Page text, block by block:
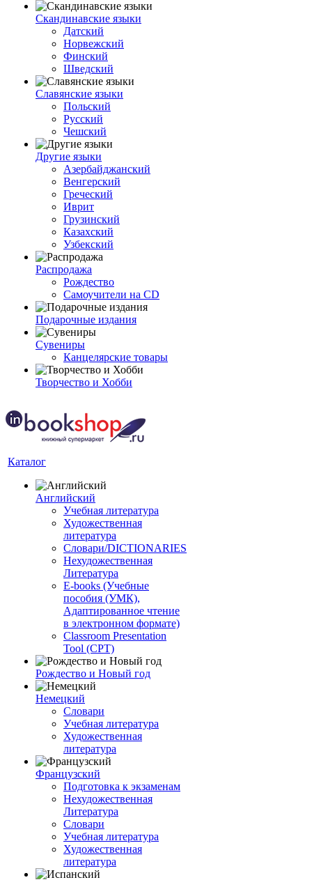
Скандинавские языки
Датский
Норвежский
Финский
Шведский
Славянские языки
Польский
Русский
Чешский
Другие языки
Азербайджанский
Венгерский
Греческий
Иврит
Грузинский
Казахский
Узбекский
Распродажа
Рождество
Самоучители на CD
Подарочные издания
Сувениры
Канцелярские товары
Творчество и Хобби
Каталог
Английский
Учебная литература
Художественная
литература
Словари/DICTIONARIES
Нехудожественная
Литература
E-books (Учебные
пособия (УМК),
Адаптированное чтение
в электронном формате)
Classroom Presentation
Tool (CPT)
Рождество и Новый год
Немецкий
Словари
Учебная литература
Художественная
литература
Французский
Подготовка к экзаменам
Нехудожественная
Литература
Словари
Учебная литература
Художественная
литература